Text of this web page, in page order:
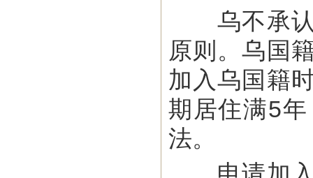
乌不承认
原则。乌国
加入乌国籍
期居住满5
法。